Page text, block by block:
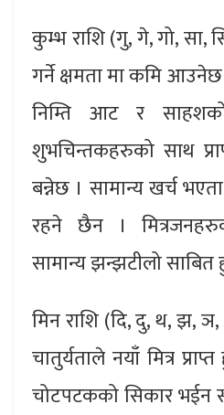
कुम्भ राशि (गु, गे, गो, सा,
गर्ने क्षमता मा कमि
निम्ति आट र
शुभचिन्तकहरुको साथ
बन्नेछ । सामान्य खर्च
रहने छैन ।
सामान्य झन्झटीलो
मिन राशि (दि, दु, थ, झ,
चातुर्यताले नयाँ मित्र
चोटपटकको सिकार